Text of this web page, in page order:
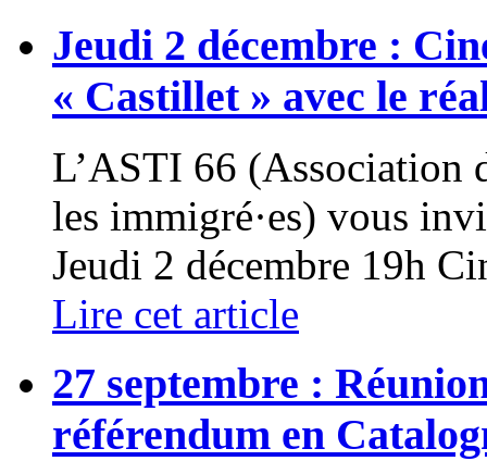
Jeudi 2 décembre :
« Castillet » avec le
L’ASTI 66 (Association
les immigré·es) vous
Jeudi 2 décembre 19h
Lire cet article
27 septembre :
référendum en